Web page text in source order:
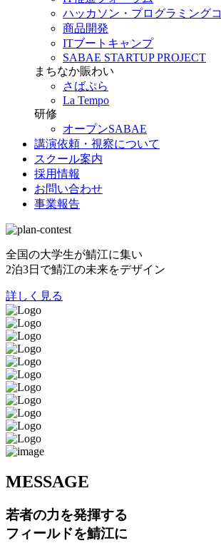
ハッカソン・プログラミング
商品開発
ITブートキャンプ
SABAE STARTUP PROJECT
まちなか賑わい
さばぷら
La Tempo
研修
オープンSABAE
講演依頼・視察について
スクール案内
採用情報
お問い合わせ
事業報告
全国の大学生が鯖江に集い
2泊3日で鯖江の未来をデザイン
詳しく見る
MESSAGE
若者の力を発揮する
フィールドを鯖江に